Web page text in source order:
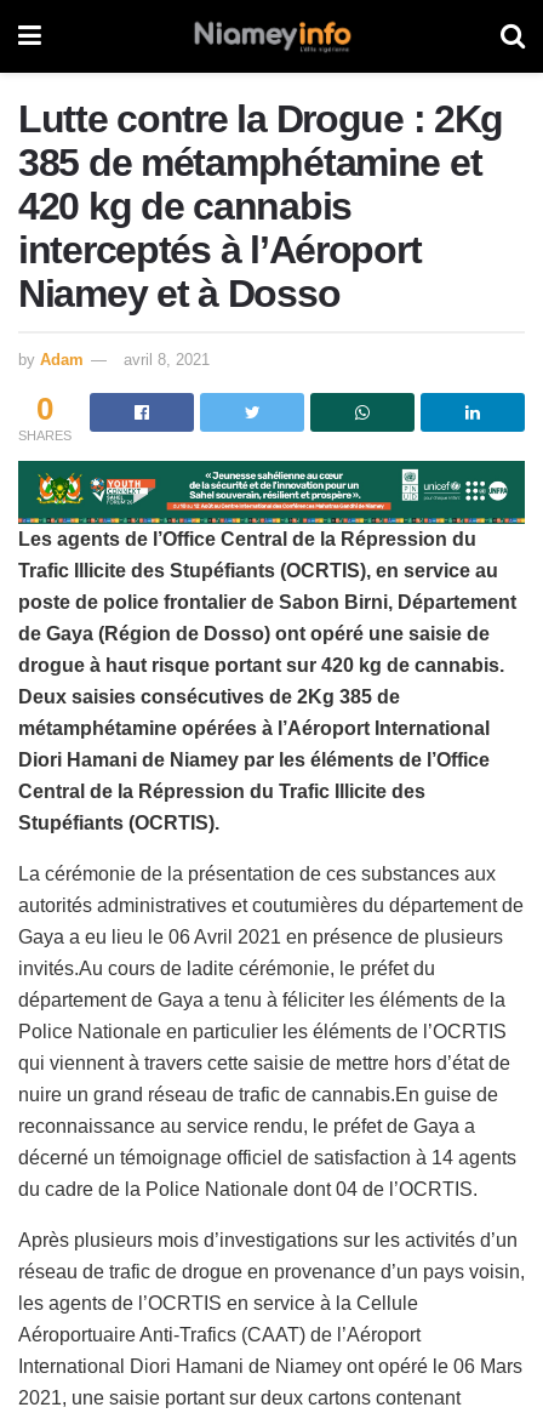
Lutte contre la Drogue : 2Kg
385 de métamphétamine et
420 kg de cannabis
interceptés à l’Aéroport
Niamey et à Dosso
by Adam avril 8, 2021
0
SHARES
Les agents de l’Office Central de la Répression du
Trafic Illicite des Stupéfiants (OCRTIS), en service au
poste de police frontalier de Sabon Birni, Département
de Gaya (Région de Dosso) ont opéré une saisie de
drogue à haut risque portant sur 420 kg de cannabis.
Deux saisies consécutives de 2Kg 385 de
métamphétamine opérées à l’Aéroport International
Diori Hamani de Niamey par les éléments de l’Office
Central de la Répression du Trafic Illicite des
Stupéfiants (OCRTIS).
La cérémonie de la présentation de ces substances aux
autorités administratives et coutumières du département de
Gaya a eu lieu le 06 Avril 2021 en présence de plusieurs
invités.Au cours de ladite cérémonie, le préfet du
département de Gaya a tenu à féliciter les éléments de la
Police Nationale en particulier les éléments de l’OCRTIS
qui viennent à travers cette saisie de mettre hors d’état de
nuire un grand réseau de trafic de cannabis.En guise de
reconnaissance au service rendu, le préfet de Gaya a
décerné un témoignage officiel de satisfaction à 14 agents
du cadre de la Police Nationale dont 04 de l’OCRTIS.
Après plusieurs mois d’investigations sur les activités d’un
réseau de trafic de drogue en provenance d’un pays voisin,
les agents de l’OCRTIS en service à la Cellule
Aéroportuaire Anti-Trafics (CAAT) de l’Aéroport
International Diori Hamani de Niamey ont opéré le 06 Mars
2021, une saisie portant sur deux cartons contenant